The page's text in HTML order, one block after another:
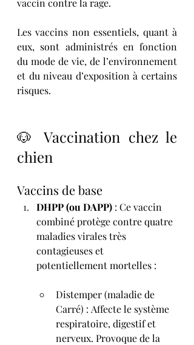
Les vaccins non essentiels, quant à
eux, sont administrés en fonction
du mode de vie, de l’environnement
et du niveau d’exposition à certains
risques.
🐶 Vaccination chez le
chien
Vaccins de base
DHPP (ou DAPP) : Ce vaccin
combiné protège contre quatre
maladies virales très
contagieuses et
potentiellement mortelles :
Distemper (maladie de
Carré) : Affecte le système
respiratoire, digestif et
nerveux. Provoque de la